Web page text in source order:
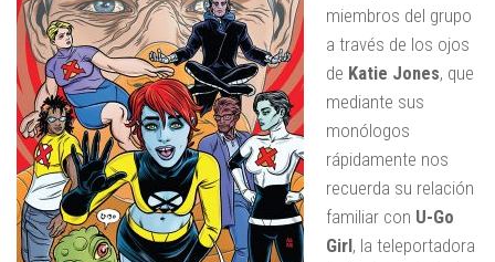
miembros del grupo
a través de los ojos
de Katie Jones, que
mediante sus
monólogos
rápidamente nos
recuerda su relación
familiar con U-Go
Girl, la teleportadora